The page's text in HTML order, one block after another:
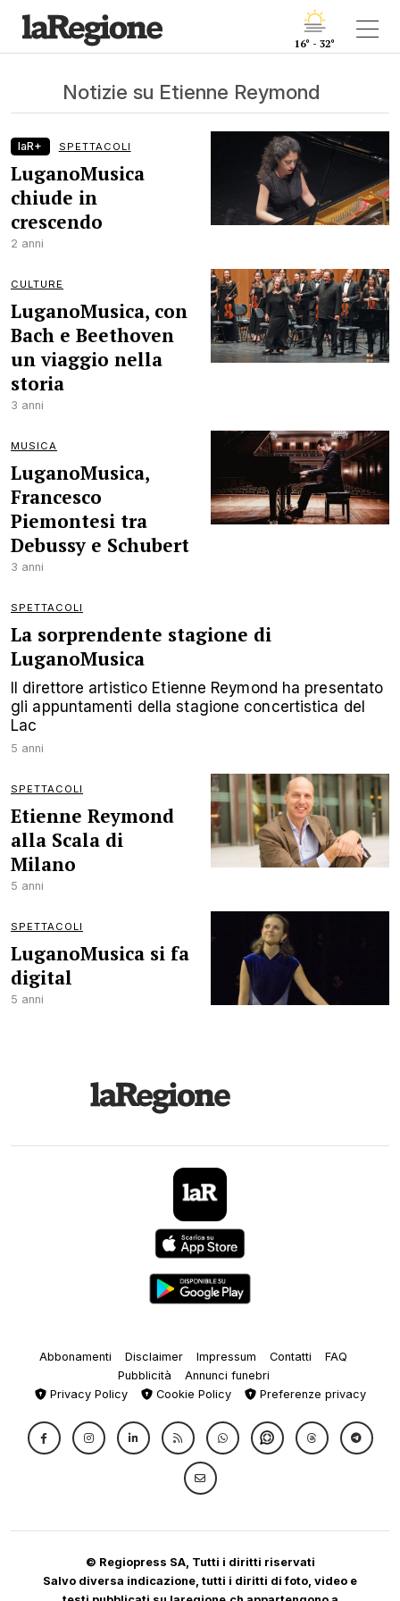
16° - 32°
Notizie su Etienne Reymond
laR+ SPETTACOLI
LuganoMusica
chiude in
crescendo
2 anni
CULTURE
LuganoMusica, con
Bach e Beethoven
un viaggio nella
storia
3 anni
MUSICA
LuganoMusica,
Francesco
Piemontesi tra
Debussy e Schubert
3 anni
SPETTACOLI
La sorprendente stagione di
LuganoMusica
Il direttore artistico Etienne Reymond ha presentato
gli appuntamenti della stagione concertistica del
Lac
5 anni
SPETTACOLI
Etienne Reymond
alla Scala di
Milano
5 anni
SPETTACOLI
LuganoMusica si fa
digital
5 anni
Abbonamenti Disclaimer Impressum Contatti
FAQ
Pubblicità
Annunci funebri
Privacy Policy
Cookie Policy Preferenze privacy
© Regiopress SA, Tutti i diritti riservati
Salvo diversa indicazione, tutti i diritti di foto, video e